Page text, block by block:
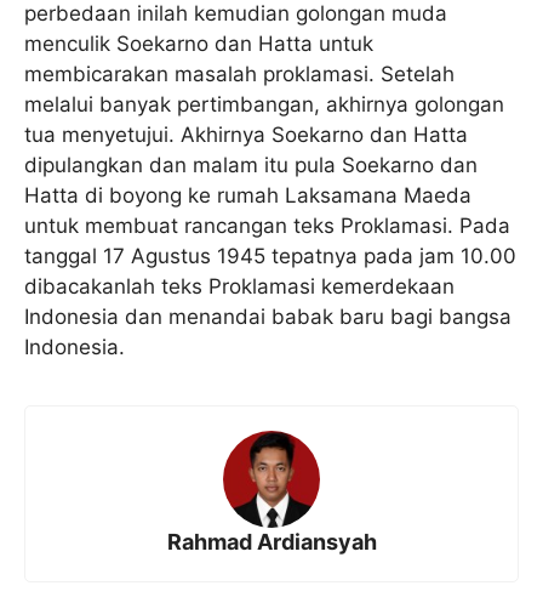
perbedaan inilah kemudian golongan muda
menculik Soekarno dan Hatta untuk
membicarakan masalah proklamasi. Setelah
melalui banyak pertimbangan, akhirnya golongan
tua menyetujui. Akhirnya Soekarno dan Hatta
dipulangkan dan malam itu pula Soekarno dan
Hatta di boyong ke rumah Laksamana Maeda
untuk membuat rancangan teks Proklamasi. Pada
tanggal 17 Agustus 1945 tepatnya pada jam 10.00
dibacakanlah teks Proklamasi kemerdekaan
Indonesia dan menandai babak baru bagi bangsa
Indonesia.
Rahmad Ardiansyah